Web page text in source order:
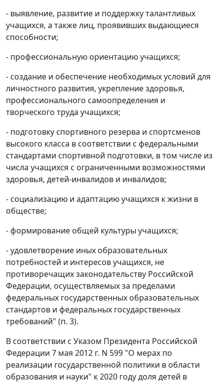
- выявление, развитие и поддержку талантливых
учащихся, а также лиц, проявивших выдающиеся
способности;
- профессиональную ориентацию учащихся;
- создание и обеспечение необходимых условий для
личностного развития, укрепление здоровья,
профессионального самоопределения и
творческого труда учащихся;
- подготовку спортивного резерва и спортсменов
высокого класса в соответствии с федеральными
стандартами спортивной подготовки, в том числе из
числа учащихся с ограниченными возможностями
здоровья, детей-инвалидов и инвалидов;
- социализацию и адаптацию учащихся к жизни в
обществе;
- формирование общей культуры учащихся;
- удовлетворение иных образовательных
потребностей и интересов учащихся, не
противоречащих законодательству Российской
Федерации, осуществляемых за пределами
федеральных государственных образовательных
стандартов и федеральных государственных
требований" (п. 3).
В соответствии с Указом Президента Российской
Федерации 7 мая 2012 г. N 599 "О мерах по
реализации государственной политики в области
образования и науки" к 2020 году доля детей в